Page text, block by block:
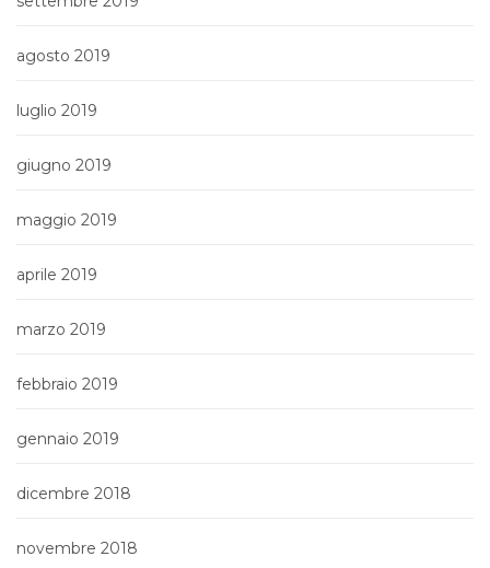
agosto 2019
luglio 2019
giugno 2019
maggio 2019
aprile 2019
marzo 2019
febbraio 2019
gennaio 2019
dicembre 2018
novembre 2018